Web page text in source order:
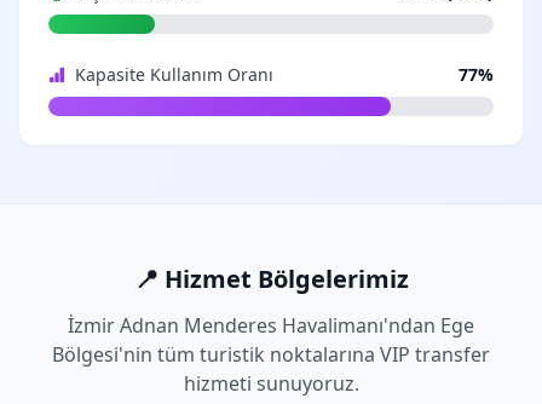
Kapasite Kullanım Oranı 77%
📍 Hizmet Bölgelerimiz
İzmir Adnan Menderes Havalimanı'ndan Ege
Bölgesi'nin tüm turistik noktalarına VIP transfer
hizmeti sunuyoruz.